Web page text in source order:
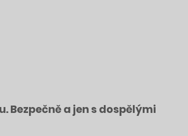
Bezpečně a jen s dospělými